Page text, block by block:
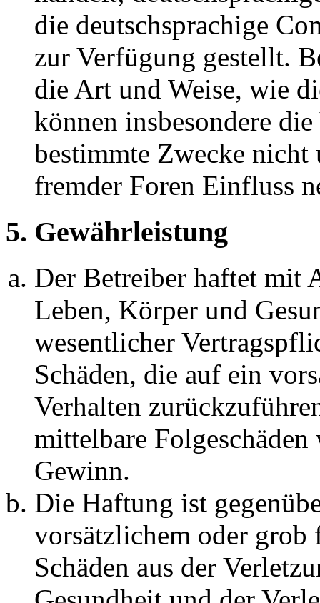
die deutschsprachige
zur Verfügung gestellt.
die Art und Weise, wie
können insbesondere
bestimmte Zwecke nicht
fremder Foren Einfluss
5. Gewährleistung
Der Betreiber haftet mit
Leben, Körper und
wesentlicher
Schäden, die auf ein
Verhalten
mittelbare Folgeschäden
Gewinn.
Die Haftung ist
vorsätzlichem oder grob
Schäden aus der